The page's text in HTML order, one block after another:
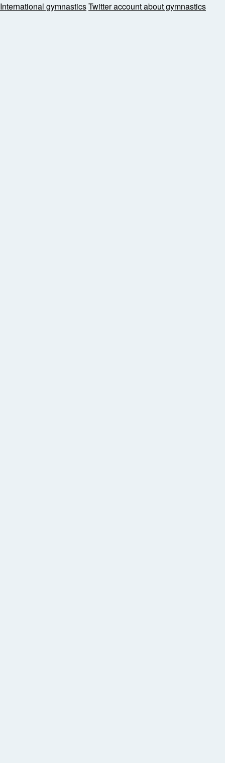
International gymnasticsTwitter account about gymnastics